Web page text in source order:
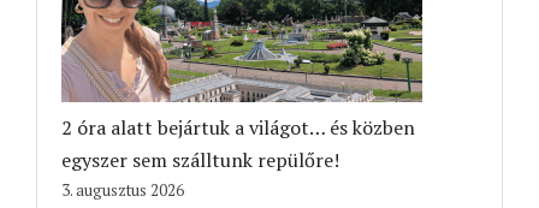
2 óra alatt bejártuk a világot… és közben
egyszer sem szálltunk repülőre!
3. augusztus 2026